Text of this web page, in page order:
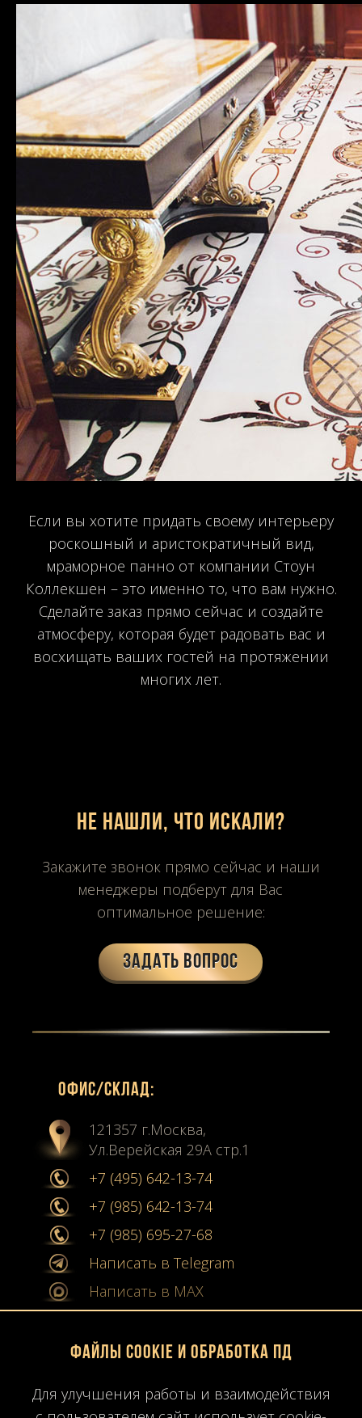
Если вы хотите придать своему интерьеру
роскошный и аристократичный вид,
мраморное панно от компании Стоун
Коллекшен – это именно то, что вам нужно.
Сделайте заказ прямо сейчас и создайте
атмосферу, которая будет радовать вас и
восхищать ваших гостей на протяжении
многих лет.
Не нашли, что искали?
Закажите звонок прямо сейчас и наши
менеджеры подберут для Вас
оптимальное решение:
Задать вопрос
Офиc/склад:
121357 г.Москва,
Ул.Верейская 29А стр.1
+7 (495) 642-13-74
+7 (985) 642-13-74
+7 (985) 695-27-68
Написать в Telegram
Написать в MAX
Мы в социальных сетях:
Instagram
Файлы Cookie и обработка ПД
Для улучшения работы и взаимодействия